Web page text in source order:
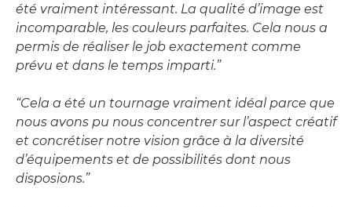
été vraiment intéressant. La qualité d’image est
incomparable, les couleurs parfaites. Cela nous a
permis de réaliser le job exactement comme
prévu et dans le temps imparti.”
“Cela a été un tournage vraiment idéal parce que
nous avons pu nous concentrer sur l’aspect créatif
et concrétiser notre vision grâce à la diversité
d’équipements et de possibilités dont nous
disposions.”